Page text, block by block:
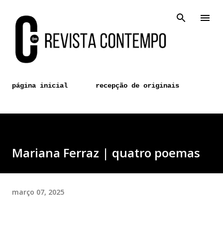
página inicial recepção de originais
Mariana Ferraz | quatro poemas
março 07, 2025